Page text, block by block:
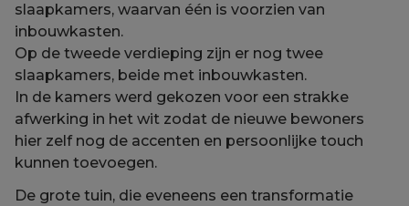
slaapkamers, waarvan één is voorzien van
inbouwkasten.
Op de tweede verdieping zijn er nog twee
slaapkamers, beide met inbouwkasten.
In de kamers werd gekozen voor een strakke
afwerking in het wit zodat de nieuwe bewoners
hier zelf nog de accenten en persoonlijke touch
kunnen toevoegen.
De grote tuin, die eveneens een transformatie